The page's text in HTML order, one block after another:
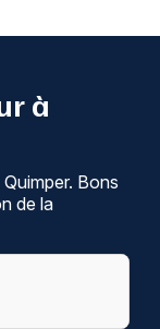
à
Bons
de la